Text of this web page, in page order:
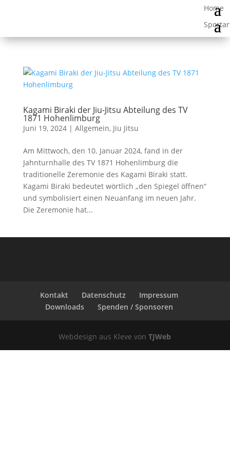
Kagami Biraki der Jiu-Jitsu Abteilung des TV
1871 Hohenlimburg
Juni 19, 2024| Allgemein, Jiu Jitsu
Am Mittwoch, den 10. Januar 2024, fand in der
Jahnturnhalle des TV 1871 Hohenlimburg die
traditionelle Zeremonie des Kagami Biraki statt.
Kagami Biraki bedeutet wörtlich „den Spiegel öffnen“
und symbolisiert einen Neuanfang im neuen Jahr.
Die Zeremonie hat...
Kontakt Datenschutz
Impressum
Downloads
Spenden / Sponsoren
Webdesign aus Kleve vonTJWeb